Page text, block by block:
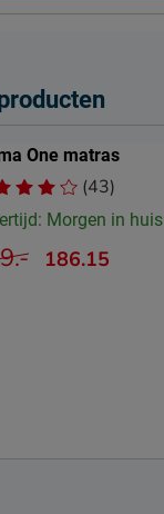
One matras
(43)
Morgen in huis
186.15